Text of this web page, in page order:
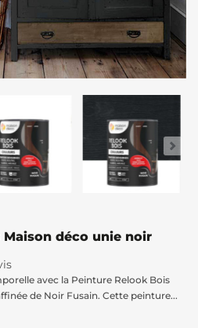
déco unie noir
avec la Peinture Relook Bois
de Noir Fusain. Cette peinture...